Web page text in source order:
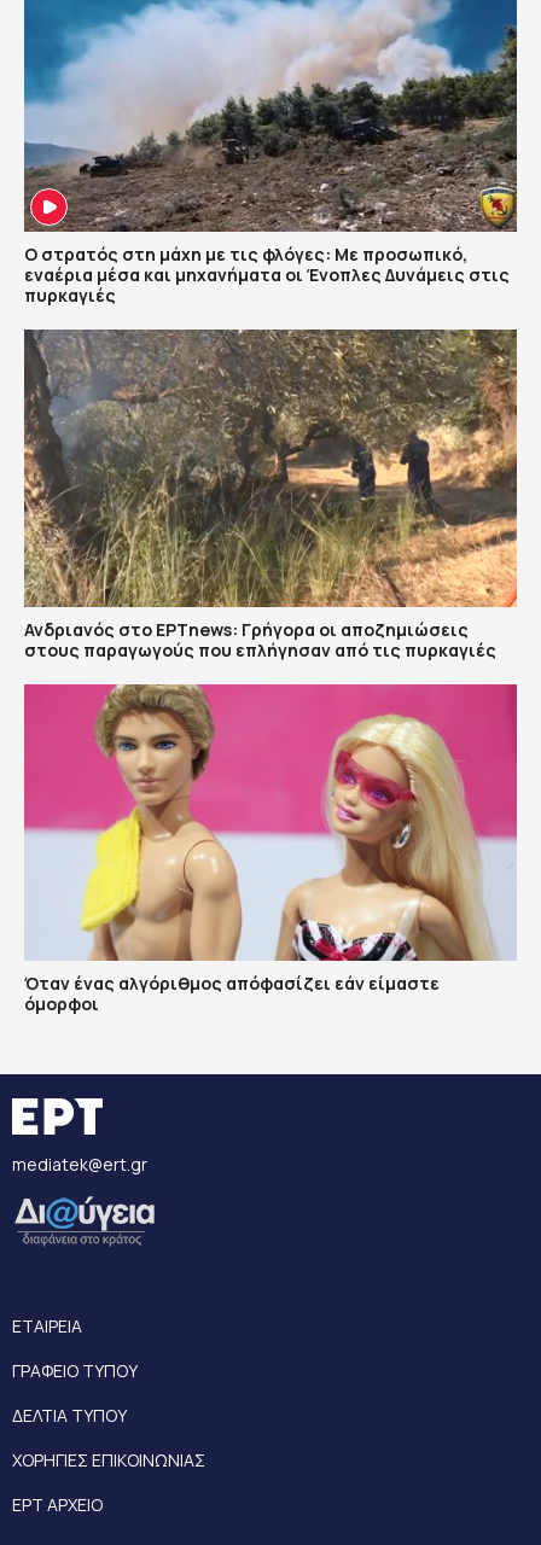
Ο στρατός στη μάχη με τις φλόγες: Με προσωπικό,
εναέρια μέσα και μηχανήματα οι Ένοπλες Δυνάμεις στις
πυρκαγιές
Ανδριανός στο ΕΡΤnews: Γρήγορα οι αποζημιώσεις
στους παραγωγούς που επλήγησαν από τις πυρκαγιές
Όταν ένας αλγόριθμος απόφασίζει εάν είμαστε
όμορφοι
mediatek@ert.gr
ΕΤΑΙΡΕΙΑ
ΓΡΑΦΕΙΟ ΤΥΠΟΥ
ΔΕΛΤΙΑ ΤΥΠΟΥ
ΧΟΡΗΓΙΕΣ ΕΠΙΚΟΙΝΩΝΙΑΣ
ΕΡΤ ΑΡΧΕΙΟ